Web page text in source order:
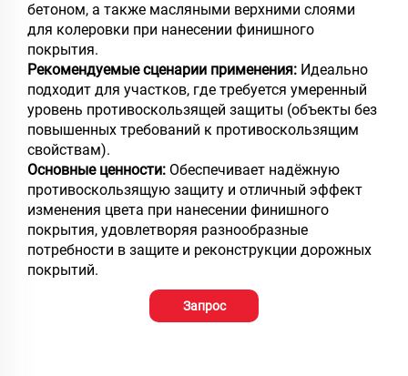
бетоном, а также масляными верхними слоями
для колеровки при нанесении финишного
покрытия.
Рекомендуемые сценарии применения: Идеально
подходит для участков, где требуется умеренный
уровень противоскользящей защиты (объекты без
повышенных требований к противоскользящим
свойствам).
Основные ценности: Обеспечивает надёжную
противоскользящую защиту и отличный эффект
изменения цвета при нанесении финишного
покрытия, удовлетворяя разнообразные
потребности в защите и реконструкции дорожных
покрытий.
Запрос